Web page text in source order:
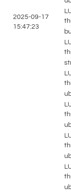
2025-09-17
15:47:23